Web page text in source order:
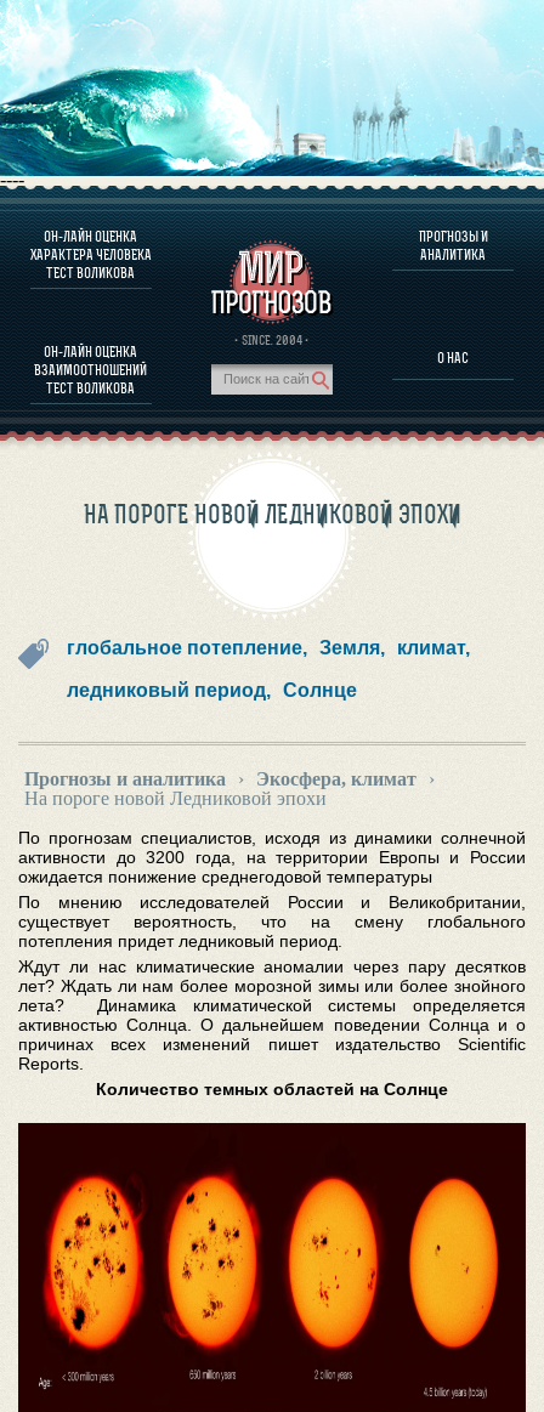
----
ОН-ЛАЙН ОЦЕНКА
ХАРАКТЕРА ЧЕЛОВЕКА
ТЕСТ ВОЛИКОВА
ОН-ЛАЙН ОЦЕНКА
ВЗАИМООТНОШЕНИЙ
ТЕСТ ВОЛИКОВА
· SINCE. 2004 ·
ПРОГНОЗЫ И
АНАЛИТИКА
О НАС
О ПРОГРАММЕ
ОЦЕНКА ХАРАКТЕРA ЧЕЛОВЕКА
ОЦЕНКА ХАРАКТЕРА ВЫДАЮЩИХСЯ ЛИЧНОСТЕЙ
О ПРОГРАММЕ
ПРОГНОЗЫ И АНАЛИТИКА
НА ПОРОГЕ НОВОЙ ЛЕДНИКОВОЙ ЭПОХИ
глобальное потепление, Земля, климат,
ледниковый период, Солнце
Прогнозы и аналитика › Экосфера, климат
›
На пороге новой Ледниковой эпохи
По прогнозам специалистов, исходя из динамики солнечной
активности до 3200 года, на территории Европы и России
ожидается понижение среднегодовой температуры
По мнению исследователей России и Великобритании,
существует вероятность, что на смену глобального
потепления придет ледниковый период.
Ждут ли нас климатические аномалии через пару десятков
лет? Ждать ли нам более морозной зимы или более знойного
лета? Динамика климатической системы определяется
активностью Солнца. О дальнейшем поведении Солнца и о
причинах всех изменений пишет издательство Scientific
Reports.
Количество темных областей на Солнце